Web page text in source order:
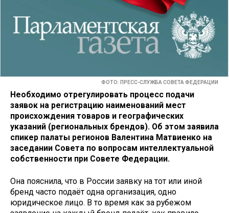
ФОТО: ПРЕСС-СЛУЖБА СОВЕТА ФЕДЕРАЦИИ
Необходимо отрегулировать процесс подачи
заявок на регистрацию наименований мест
происхождения товаров и географических
указаний (региональных брендов). Об этом заявила
спикер палаты регионов Валентина Матвиенко на
заседании Совета по вопросам интеллектуальной
собственности при Совете Федерации.
Она пояснила, что в России заявку на тот или иной
бренд часто подаёт одна организация, одно
юридическое лицо. В то время как за рубежом